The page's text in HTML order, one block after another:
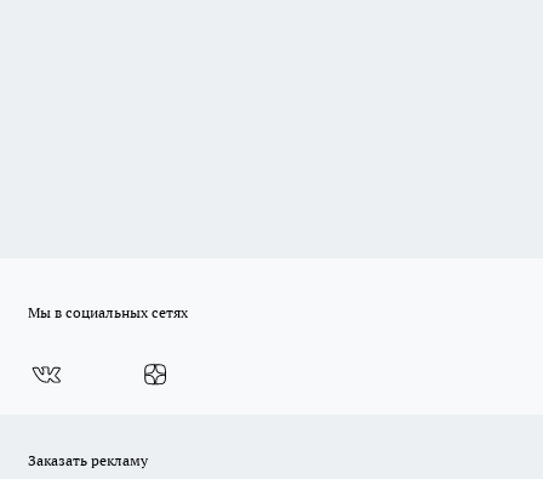
Мы в социальных сетях
Заказать рекламу